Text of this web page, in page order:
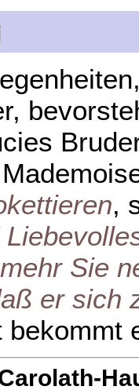
,
Sie
er sich
bekommt